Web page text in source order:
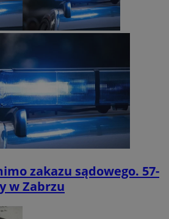
zakazu sądowego. 57-
w Zabrzu